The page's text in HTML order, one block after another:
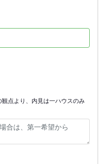
点より、内見は一ハウスのみ